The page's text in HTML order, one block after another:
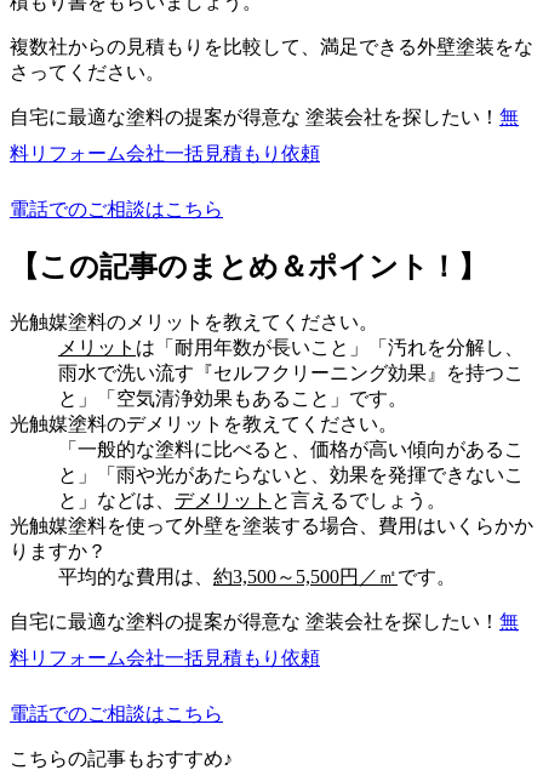
複数社からの見積もりを比較して、満足できる外壁塗装をな
さってください。
自宅に最適な塗料の提案が得意な 塗装会社を探したい！ 無
料リフォーム会社一括見積もり依頼
電話でのご相談はこちら
【この記事のまとめ＆ポイント！】
光触媒塗料のメリットを教えてください。
メリット は「耐用年数が長いこと」「汚れを分解し、
雨水で洗い流す『セルフクリーニング効果』を持つこ
と」「空気清浄効果もあること」です。
光触媒塗料のデメリットを教えてください。
「一般的な塗料に比べると、価格が高い傾向があるこ
と」「雨や光があたらないと、効果を発揮できないこ
と」などは、 デメリット と言えるでしょう。
光触媒塗料を使って外壁を塗装する場合、費用はいくらかか
りますか？
平均的な費用は、 約3,500～5,500円／㎡です。
自宅に最適な塗料の提案が得意な 塗装会社を探したい！ 無
料リフォーム会社一括見積もり依頼
電話でのご相談はこちら
こちらの記事もおすすめ♪